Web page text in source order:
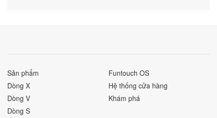
Sản phẩm
Dòng X
Dòng V
Dòng S
Funtouch OS
Hệ thống cửa hàng
Khám phá